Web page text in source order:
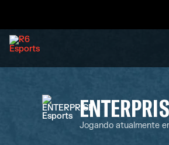
Jogando atualmente